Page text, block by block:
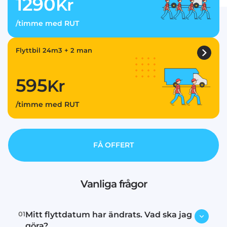
Kr
/timme med RUT
Flyttbil 24m3 + 2 man
595Kr
/timme med RUT
FÅ OFFERT
Vanliga frågor
01Mitt flyttdatum har ändrats. Vad ska jag